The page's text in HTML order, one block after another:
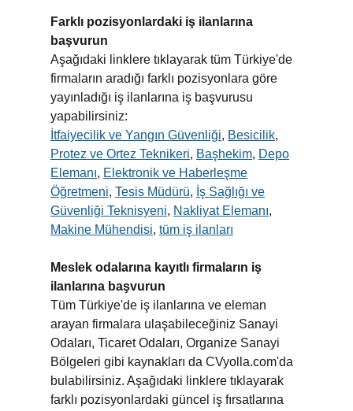
Farklı pozisyonlardaki iş ilanlarına
başvurun
Aşağıdaki linklere tıklayarak tüm Türkiye'de
firmaların aradığı farklı pozisyonlara göre
yayınladığı iş ilanlarına iş başvurusu
yapabilirsiniz:
İtfaiyecilik ve Yangın Güvenliği, Besicilik,
Protez ve Ortez Teknikeri, Başhekim, Depo
Elemanı, Elektronik ve Haberleşme
Öğretmeni, Tesis Müdürü, İş Sağlığı ve
Güvenliği Teknisyeni, Nakliyat Elemanı,
Makine Mühendisi, tüm iş ilanları
Meslek odalarına kayıtlı firmaların iş
ilanlarına başvurun
Tüm Türkiye'de iş ilanlarına ve eleman
arayan firmalara ulaşabileceğiniz Sanayi
Odaları, Ticaret Odaları, Organize Sanayi
Bölgeleri gibi kaynakları da CVyolla.com'da
bulabilirsiniz. Aşağıdaki linklere tıklayarak
farklı pozisyonlardaki güncel iş fırsatlarına